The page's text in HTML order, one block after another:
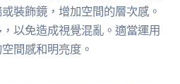
裝飾鏡，增加空間的層次感。
以免造成視覺混亂。適當運用
間感和明亮度。